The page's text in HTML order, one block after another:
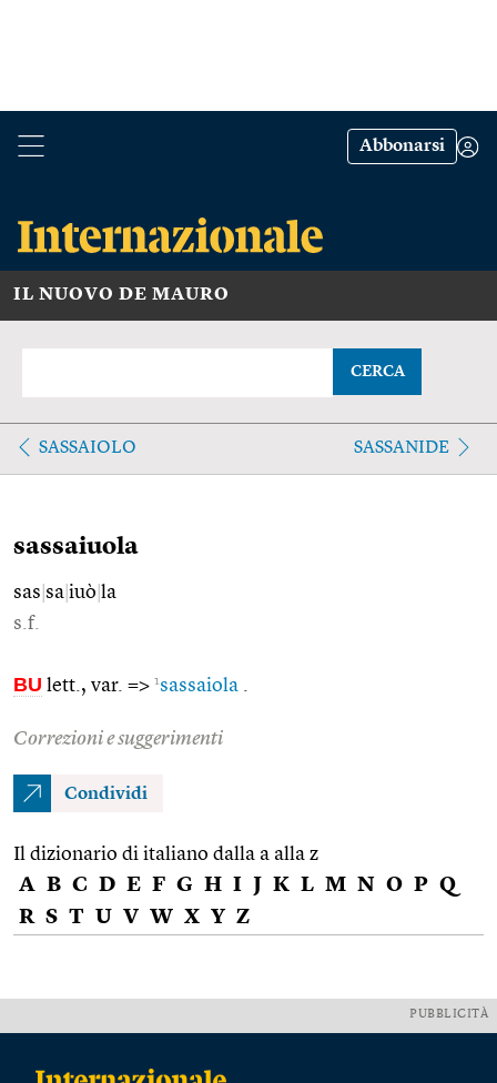
Abbonarsi
IL NUOVO DE MAURO
CERCA
SASSAIOLO SASSANIDE
sassaiuola
sas sa iuò la
s.f.
BU lett., var. => 1sassaiola
Correzioni e suggerimenti
Condividi
Il dizionario di italiano dalla a alla z
A B C D E F G H I J K L M N O P Q
R S T U V W X Y Z
PUBBLICITÀ